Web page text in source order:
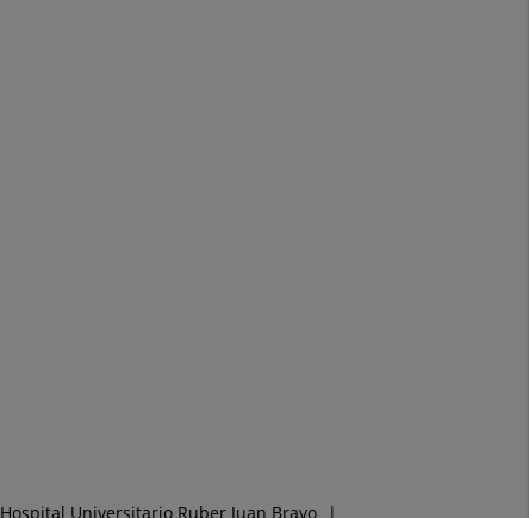
Hospital Universitario Ruber Juan Bravo